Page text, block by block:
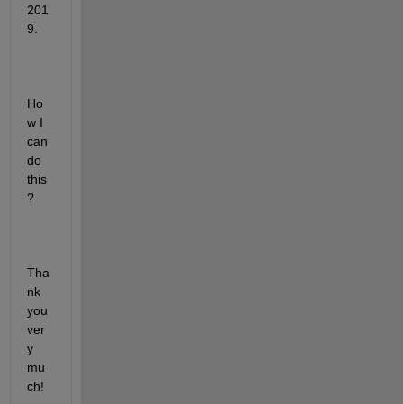
201
9.
Ho
w I
can
do
this
?
Tha
nk
you
ver
y
mu
ch!